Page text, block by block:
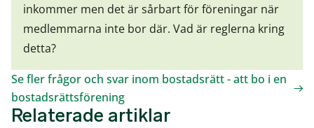
inkommer men det är sårbart för föreningar när
medlemmarna inte bor där. Vad är reglerna kring
detta?
Se fler frågor och svar inom bostadsrätt - att bo i en
bostadsrättsförening
Relaterade artiklar